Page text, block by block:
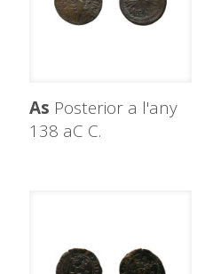
As Posterior a l'any
138 aC C.